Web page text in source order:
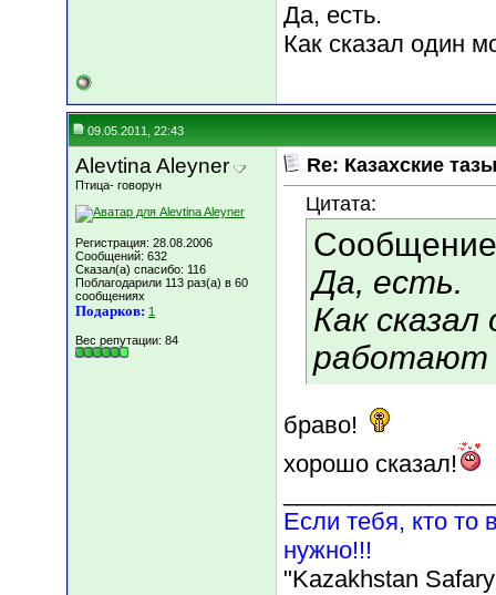
Да, есть.
Как сказал один
09.05.2011, 22:43
Alevtina Aleyner
Птица- говорун
Регистрация: 28.08.2006
Сообщений: 632
Сказал(а) спасибо: 116
Поблагодарили 113 раз(а) в 60
сообщениях
Подарков: 1
Вес репутации: 84
Re: Казахские
Цитата:
Да, есть.
Как
работают
браво!
хорошо сказал!
Если тебя, кто то
нужно!!!
"Kazakhstan